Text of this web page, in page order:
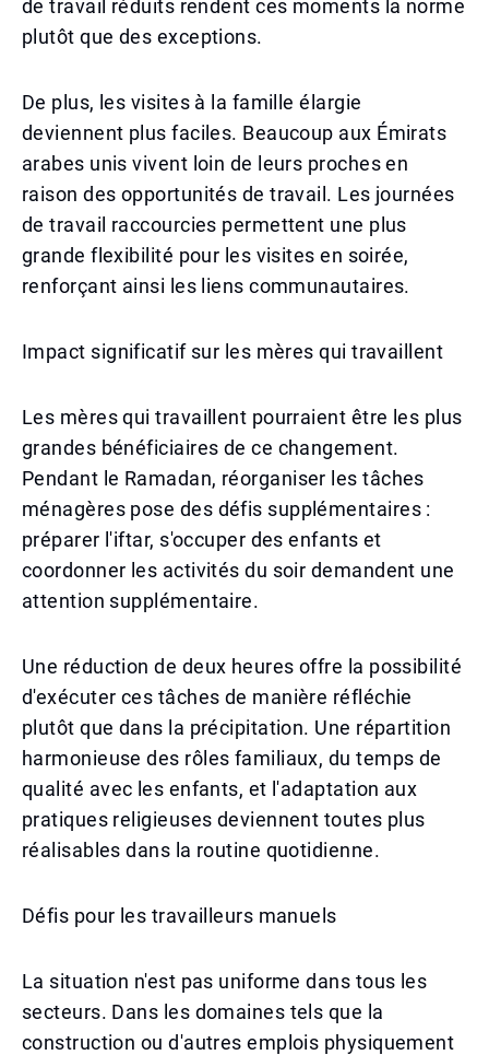
de travail réduits rendent ces moments la norme
plutôt que des exceptions.
De plus, les visites à la famille élargie
deviennent plus faciles. Beaucoup aux Émirats
arabes unis vivent loin de leurs proches en
raison des opportunités de travail. Les journées
de travail raccourcies permettent une plus
grande flexibilité pour les visites en soirée,
renforçant ainsi les liens communautaires.
Impact significatif sur les mères qui travaillent
Les mères qui travaillent pourraient être les plus
grandes bénéficiaires de ce changement.
Pendant le Ramadan, réorganiser les tâches
ménagères pose des défis supplémentaires :
préparer l'iftar, s'occuper des enfants et
coordonner les activités du soir demandent une
attention supplémentaire.
Une réduction de deux heures offre la possibilité
d'exécuter ces tâches de manière réfléchie
plutôt que dans la précipitation. Une répartition
harmonieuse des rôles familiaux, du temps de
qualité avec les enfants, et l'adaptation aux
pratiques religieuses deviennent toutes plus
réalisables dans la routine quotidienne.
Défis pour les travailleurs manuels
La situation n'est pas uniforme dans tous les
secteurs. Dans les domaines tels que la
construction ou d'autres emplois physiquement